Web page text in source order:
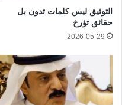
التوثيق ليس كلمات تدون بل
حقائق تؤرخ
2026-05-29